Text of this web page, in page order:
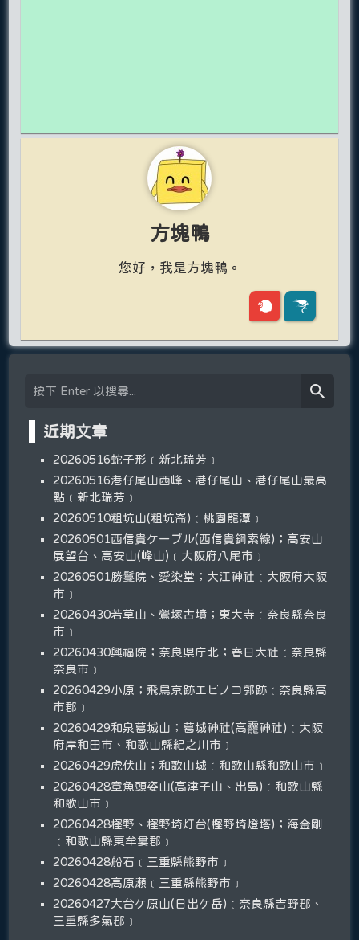
方塊鴨
您好，我是方塊鴨。
近期文章
20260516蛇子形﹝新北瑞芳﹞
20260516港仔尾山西峰、港仔尾山、港仔尾山最高
點﹝新北瑞芳﹞
20260510粗坑山(粗坑崙)﹝桃園龍潭﹞
20260501西信貴ケーブル(西信貴鋼索線)；高安山
展望台、高安山(峰山)﹝大阪府八尾市﹞
20260501勝鬘院、愛染堂；大江神社﹝大阪府大阪
市﹞
20260430若草山、鶯塚古墳；東大寺﹝奈良縣奈良
市﹞
20260430興福院；奈良県庁北；春日大社﹝奈良縣
奈良市﹞
20260429小原；飛鳥京跡エビノコ郭跡﹝奈良縣高
市郡﹞
20260429和泉葛城山；葛城神社(高龗神社)﹝大阪
府岸和田市、和歌山縣紀之川市﹞
20260429虎伏山；和歌山城﹝和歌山縣和歌山市﹞
20260428章魚頭姿山(高津子山、出島)﹝和歌山縣
和歌山市﹞
20260428樫野、樫野埼灯台(樫野埼燈塔)；海金剛
﹝和歌山縣東牟婁郡﹞
20260428船石﹝三重縣熊野市﹞
20260428高原瀬﹝三重縣熊野市﹞
20260427大台ケ原山(日出ケ岳)﹝奈良縣吉野郡、
三重縣多氣郡﹞